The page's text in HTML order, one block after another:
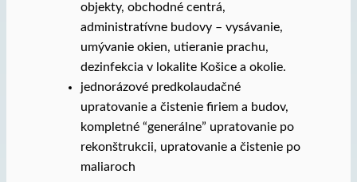
objekty, obchodné centrá,
administratívne budovy – vysávanie,
umývanie okien, utieranie prachu,
dezinfekcia v lokalite Košice a okolie.
jednorázové predkolaudačné
upratovanie a čistenie firiem a budov,
kompletné “generálne” upratovanie po
rekonštrukcii, upratovanie a čistenie po
maliaroch